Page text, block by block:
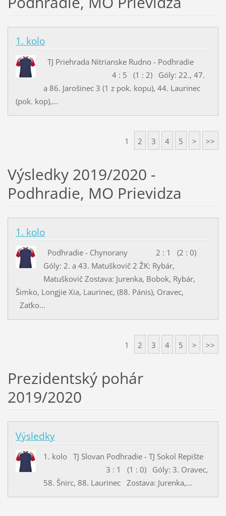
1. kolo
TJ Priehrada Nitrianske Rudno - Podhradie
4 : 5 (1 : 2) Góly: 22., 47.
a 86. Jarošinec 3 (1 z pok. kopu), 44. Laurinec
(pok. kop),...
1 2 3 4 5 > >>
Výsledky 2019/2020 -
Podhradie, MO Prievidza
1. kolo
Podhradie - Chynorany 2 : 1 (2 : 0)
Góly: 2. a 43. Matuškovič 2 ŽK: Rybár,
Matuškovič Zostava: Jurenka, Bobok, Rybár,
Šimko, Longjie Xia, Laurinec, (88. Pánis), Oravec,
Zaťko...
1 2 3 4 5 > >>
Prezidentský pohár
2019/2020
Výsledky
1. kolo TJ Slovan Podhradie - TJ Sokol Repište
3 : 1 (1 : 0) Góly: 3. Oravec,
58. Šnirc, 88. Laurinec Zostava: Jurenka,...